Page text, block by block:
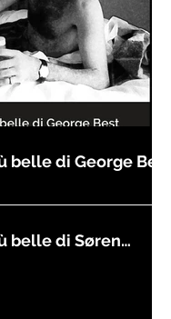
belle di George Best
belle di Søren